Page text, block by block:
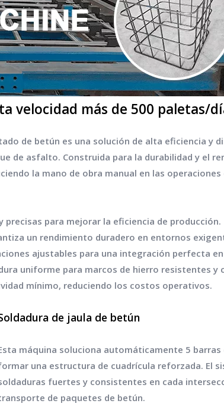
velocidad más de 500 paletas/
de betún es una solución de alta eficiencia y
de asfalto. Construida para la durabilidad y el
la mano de obra manual en las
para mejorar la eficiencia de producción.
un rendimiento duradero en entornos
ajustables para una integración perfecta
uniforme para marcos de hierro resistentes y
mínimo, reduciendo los costos operativos.
de jaula de betún
máquina soluciona automáticamente 5
una estructura de cuadrícula reforzada. El
fuertes y consistentes en cada
de paquetes de betún.